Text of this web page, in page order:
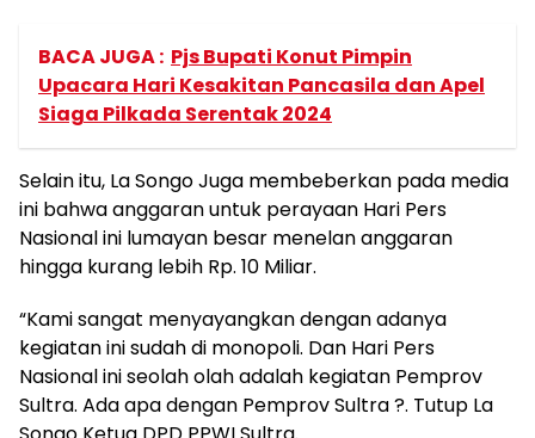
BACA JUGA : Pjs Bupati Konut Pimpin
Upacara Hari Kesakitan Pancasila dan Apel
Siaga Pilkada Serentak 2024
Selain itu, La Songo Juga membeberkan pada media
ini bahwa anggaran untuk perayaan Hari Pers
Nasional ini lumayan besar menelan anggaran
hingga kurang lebih Rp. 10 Miliar.
“Kami sangat menyayangkan dengan adanya
kegiatan ini sudah di monopoli. Dan Hari Pers
Nasional ini seolah olah adalah kegiatan Pemprov
Sultra. Ada apa dengan Pemprov Sultra ?. Tutup La